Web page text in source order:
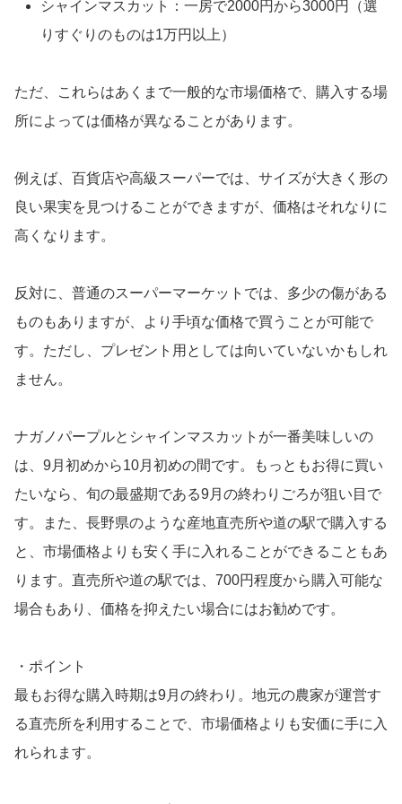
シャインマスカット：一房で2000円から3000円（選
りすぐりのものは1万円以上）
ただ、これらはあくまで一般的な市場価格で、購入する場
所によっては価格が異なることがあります。
例えば、百貨店や高級スーパーでは、サイズが大きく形の
良い果実を見つけることができますが、価格はそれなりに
高くなります。
反対に、普通のスーパーマーケットでは、多少の傷がある
ものもありますが、より手頃な価格で買うことが可能で
す。ただし、プレゼント用としては向いていないかもしれ
ません。
ナガノパープルとシャインマスカットが一番美味しいの
は、9月初めから10月初めの間です。もっともお得に買い
たいなら、旬の最盛期である9月の終わりごろが狙い目で
す。また、長野県のような産地直売所や道の駅で購入する
と、市場価格よりも安く手に入れることができることもあ
ります。直売所や道の駅では、700円程度から購入可能な
場合もあり、価格を抑えたい場合にはお勧めです。
・ポイント
最もお得な購入時期は9月の終わり。地元の農家が運営す
る直売所を利用することで、市場価格よりも安価に手に入
れられます。